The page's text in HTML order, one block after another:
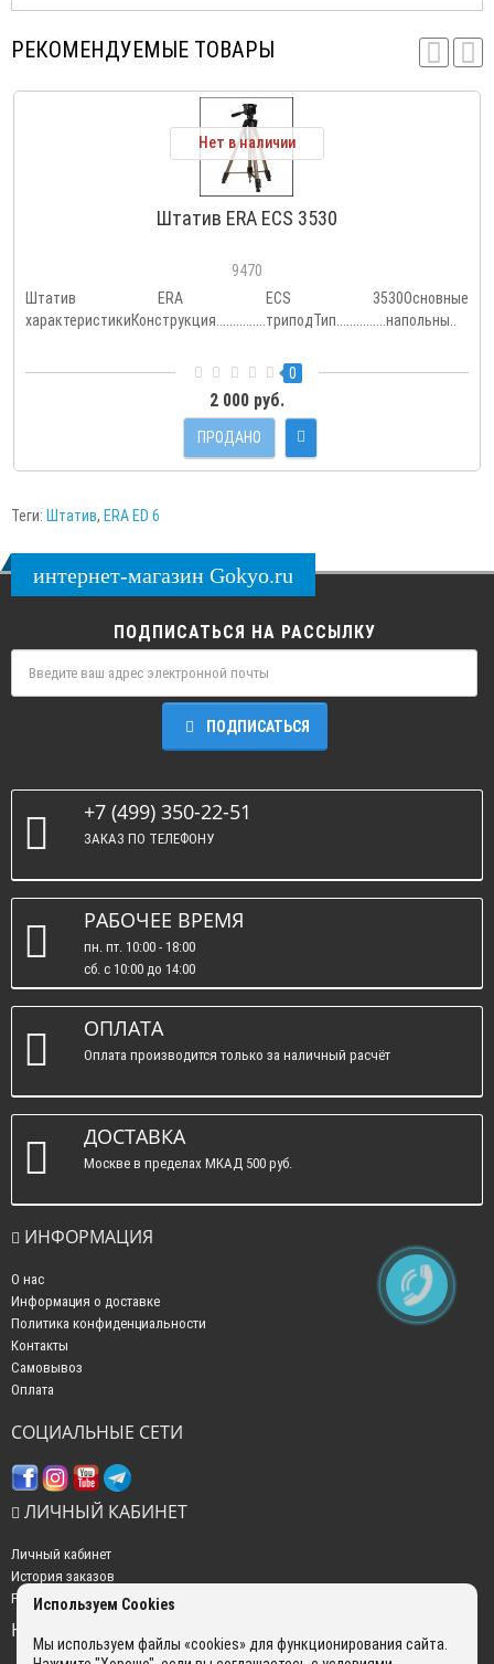
РЕКОМЕНДУЕМЫЕ ТОВАРЫ
Нет в наличии
Штатив ERA ECS 3530
9470
Штатив ERA ECS 3530Основные
характеристикиКонструкция...............триподТип...............напольны..
0
2 000 руб.
ПРОДАНО
Теги: Штатив, ERA ED 6
интернет-магазин Gokyo.ru
ПОДПИСАТЬСЯ НА РАССЫЛКУ
ПОДПИСАТЬСЯ
+7 (499) 350-22-51
ЗАКАЗ ПО ТЕЛЕФОНУ
РАБОЧЕЕ ВРЕМЯ
пн. пт. 10:00 - 18:00
сб. c 10:00 до 14:00
вс. : выходные.
ОПЛАТА
Оплата производится только за наличный расчёт
ДОСТАВКА
Москве в пределах МКАД 500 руб.
ИНФОРМАЦИЯ
О нас
Информация о доставке
Политика конфиденциальности
Контакты
Самовывоз
Оплата
СОЦИАЛЬНЫЕ СЕТИ
ЛИЧНЫЙ КАБИНЕТ
Личный кабинет
История заказов
Рассылка новостей
НАШИ КОНТАКТЫ
Используем Cookies
Мы используем файлы «cookies» для функционирования сайта.